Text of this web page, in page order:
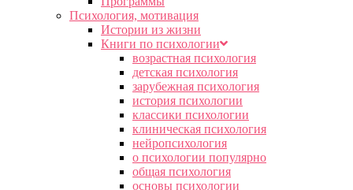
Психология, мотивация
Истории из жизни
Книги по психологии
возрастная психология
детская психология
зарубежная психология
история психологии
классики психологии
клиническая психология
нейропсихология
о психологии популярно
общая психология
основы психологии